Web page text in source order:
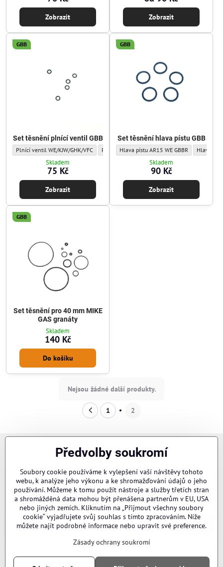
Zobrazit Zobrazit
GBB
Set těsnění plnící ventil GBB
Set těsnění plnící ventil GBB - Sada těsnění/o-kroužků:
Plnící ventil WE/KJW/GHK/VFC Set těsnění plnící ventil GBB - Sada těsnění/o-
Plnící ventil TM/KWA Set těsnění plnící
Plnící ventil - vnitřní
Skladem
75 Kč
Zobrazit
GBB
Set těsnění hlava pístu GBB
Set těsnění hlava pístu GBB - Sada
Hlava pístu AR15 WE GBBR Set
Hlava
Skladem
90 Kč
Zobrazit
GBB
Set těsnění pro 40 mm MIKE
GAS granáty
Skladem
140 Kč
Do košíku
Nejsou žádné další produkty.
1 2
Newsletter
Odebírat naše novinky:
Odebírat
Předvolby soukromí
Soubory cookie používáme k vylepšení vaší návštěvy tohoto
webu, k analýze jeho výkonu a ke shromažďování údajů o jeho
používání. Můžeme k tomu použít nástroje a služby třetích stran
a shromážděná data mohou být přenášena partnerům v EU, USA
nebo jiných zemích. Kliknutím na „Přijmout všechny soubory
cookie“ vyjadřujete svůj souhlas s tímto zpracováním. Níže
můžete najít podrobné informace nebo upravit své preference.
Zásady ochrany soukromí